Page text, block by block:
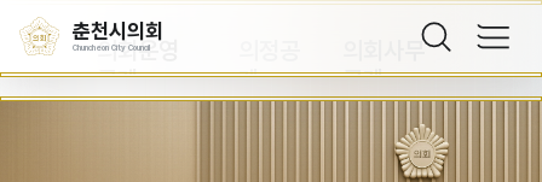
춘천시의회
Chuncheon City Council
의회운영
공개
개
의회사무
공개